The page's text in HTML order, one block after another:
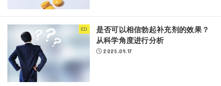
ED
是否可以相信勃起补充剂的效果？
从科学角度进行分析
2025.09.17